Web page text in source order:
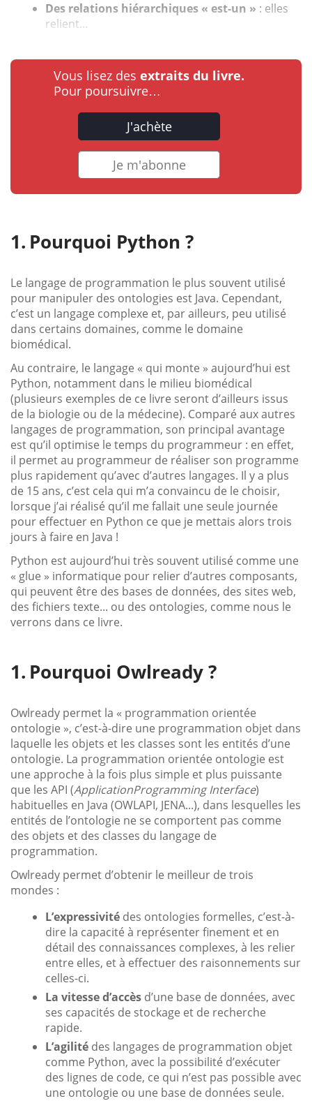
Des relations hiérarchiques « est-un » : elles
relient...
Vous lisez des extraits du livre.
Pour poursuivre…
J'achète
Je m'abonne
Pourquoi Python ?
Le langage de programmation le plus souvent utilisé
pour manipuler des ontologies est Java. Cependant,
c’est un langage complexe et, par ailleurs, peu utilisé
dans certains domaines, comme le domaine
biomédical.
Au contraire, le langage « qui monte » aujourd’hui est
Python, notamment dans le milieu biomédical
(plusieurs exemples de ce livre seront d’ailleurs issus
de la biologie ou de la médecine). Comparé aux autres
langages de programmation, son principal avantage
est qu’il optimise le temps du programmeur : en effet,
il permet au programmeur de réaliser son programme
plus rapidement qu’avec d’autres langages. Il y a plus
de 15 ans, c’est cela qui m’a convaincu de le choisir,
lorsque j’ai réalisé qu’il me fallait une seule journée
pour effectuer en Python ce que je mettais alors trois
jours à faire en Java !
Python est aujourd’hui très souvent utilisé comme une
« glue » informatique pour relier d’autres composants,
qui peuvent être des bases de données, des sites web,
des fichiers texte... ou des ontologies, comme nous le
verrons dans ce livre.
Pourquoi Owlready ?
Owlready permet la « programmation orientée
ontologie », c’est-à-dire une programmation objet dans
laquelle les objets et les classes sont les entités d’une
ontologie. La programmation orientée ontologie est
une approche à la fois plus simple et plus puissante
que les API (ApplicationProgramming Interface)
habituelles en Java (OWLAPI, JENA...), dans lesquelles les
entités de l’ontologie ne se comportent pas comme
des objets et des classes du langage de
programmation.
Owlready permet d’obtenir le meilleur de trois
mondes :
L’expressivité des ontologies formelles, c’est-à-
dire la capacité à représenter finement et en
détail des connaissances complexes, à les relier
entre elles, et à effectuer des raisonnements sur
celles-ci.
La vitesse d’accès d’une base de données, avec
ses capacités de stockage et de recherche
rapide.
L’agilité des langages de programmation objet
comme Python, avec la possibilité d’exécuter
des lignes de code, ce qui n’est pas possible avec
une ontologie ou une base de données seule.